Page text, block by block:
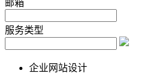
邮箱
服务类型
企业网站设计